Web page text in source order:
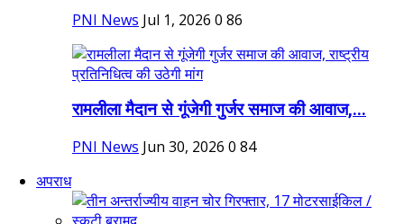
PNI News Jul 1, 2026 0 86
रामलीला मैदान से गूंजेगी गुर्जर समाज की आवाज,...
PNI News Jun 30, 2026 0 84
अपराध